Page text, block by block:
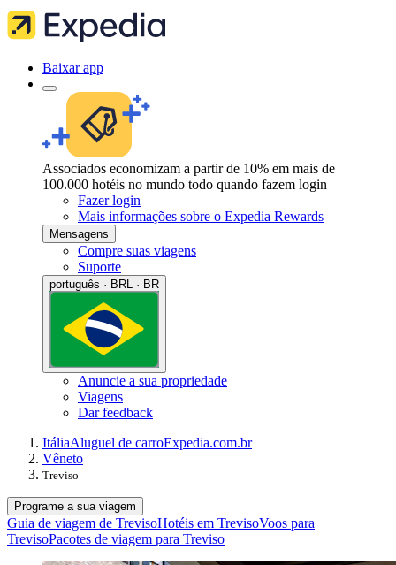
Baixar app
Associados economizam a partir de 10% em mais de
100.000 hotéis no mundo todo quando fazem login
Fazer login
Mais informações sobre o Expedia Rewards
Mensagens
Compre suas viagens
Suporte
português · BRL · BR
Anuncie a sua propriedade
Viagens
Dar feedback
ItáliaAluguel de carroExpedia.com.br
Vêneto
Treviso
Programe a sua viagem
Guia de viagem de TrevisoHotéis em TrevisoVoos para
TrevisoPacotes de viagem para Treviso